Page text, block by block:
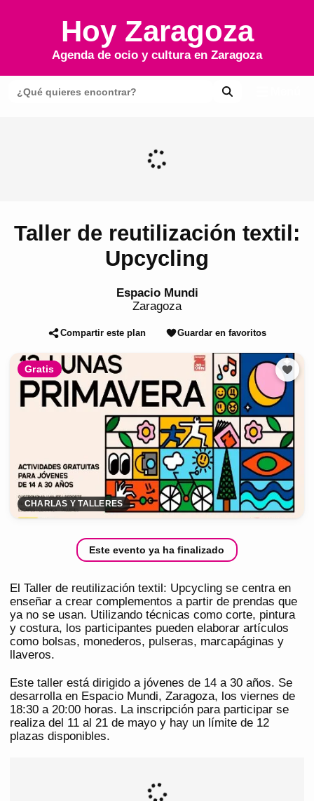
Hoy Zaragoza
Agenda de ocio y cultura en Zaragoza
Taller de reutilización textil:
Upcycling
Espacio Mundi
Zaragoza
Compartir este plan Guardar en favoritos
Gratis
CHARLAS Y TALLERES
Este evento ya ha finalizado
El Taller de reutilización textil: Upcycling se centra en
enseñar a crear complementos a partir de prendas que
ya no se usan. Utilizando técnicas como corte, pintura
y costura, los participantes pueden elaborar artículos
como bolsas, monederos, pulseras, marcapáginas y
llaveros.
Este taller está dirigido a jóvenes de 14 a 30 años. Se
desarrolla en Espacio Mundi, Zaragoza, los viernes de
18:30 a 20:00 horas. La inscripción para participar se
realiza del 11 al 21 de mayo y hay un límite de 12
plazas disponibles.